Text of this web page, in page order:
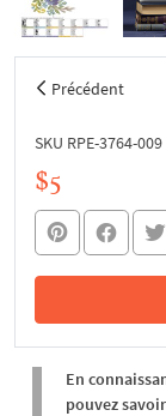
Précédent
SKU RPE-3764-009
$5
En
pouvez